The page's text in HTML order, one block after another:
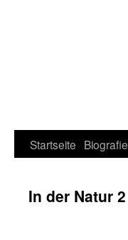
Zum
springen
Startseite Biografie
In der Natur 2